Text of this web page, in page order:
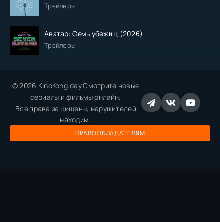
Трейлеры
Аватар: Семь убежищ (2026)
Трейлеры
© 2026 KinoKong.day Смотрите новые
сериалы и фильмы онлайн.
Все права защищены, нарушителей
находим.
ПРАВООБЛАДАТЕЛЯМ